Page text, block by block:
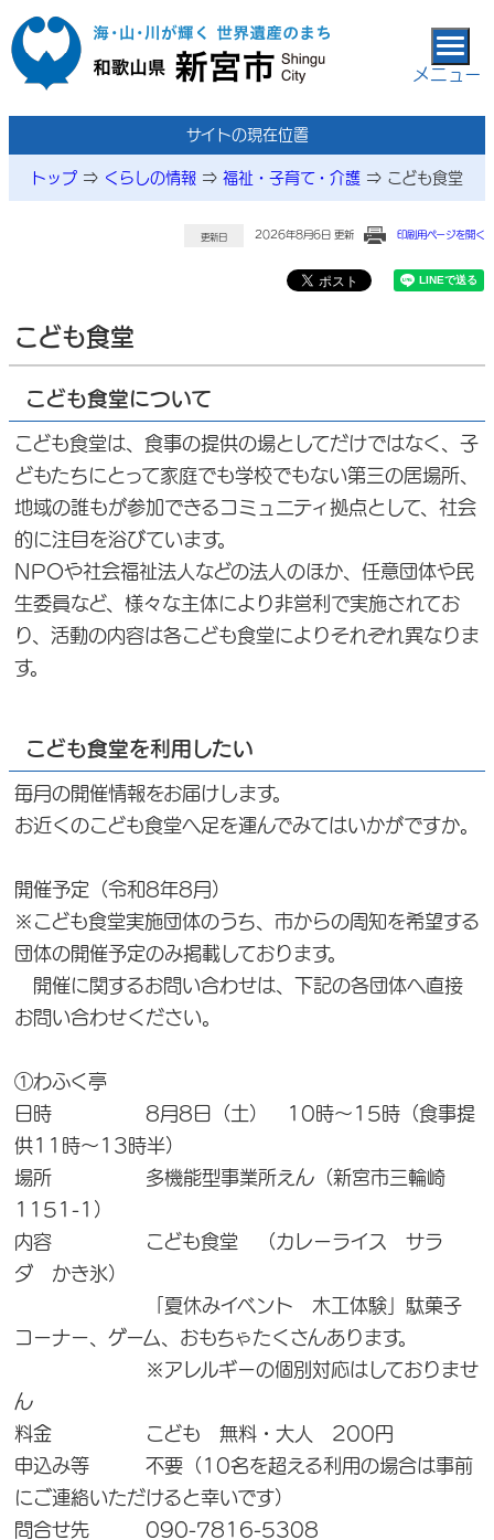
本文へ移動
メニュー
サイトの現在位置
トップ ⇒ くらしの情報 ⇒ 福祉・子育て・介護 ⇒ こども食堂
更新日 2026年8月6日 更新 印刷用ページを開く
こども食堂
こども食堂について
こども食堂は、食事の提供の場としてだけではなく、子
どもたちにとって家庭でも学校でもない第三の居場所、
地域の誰もが参加できるコミュニティ拠点として、社会
的に注目を浴びています。
NPOや社会福祉法人などの法人のほか、任意団体や民
生委員など、様々な主体により非営利で実施されてお
り、活動の内容は各こども食堂によりそれぞれ異なりま
す。
こども食堂を利用したい
毎月の開催情報をお届けします。
お近くのこども食堂へ足を運んでみてはいかがですか。
開催予定（令和8年8月）
※こども食堂実施団体のうち、市からの周知を希望する
団体の開催予定のみ掲載しております。
開催に関するお問い合わせは、下記の各団体へ直接
お問い合わせください。
①わふく亭
日時 8月8日（土） 10時～15時（食事提
供11時～13時半）
場所 多機能型事業所えん（新宮市三輪崎
1151-1）
内容 こども食堂 （カレーライス サラ
ダ かき氷）
「夏休みイベント 木工体験」駄菓子
コーナー、ゲーム、おもちゃたくさんあります。
※アレルギーの個別対応はしておりませ
ん
料金 こども 無料・大人 200円
申込み等 不要（10名を超える利用の場合は事前
にご連絡いただけると幸いです）
問合せ先 090-7816-5308